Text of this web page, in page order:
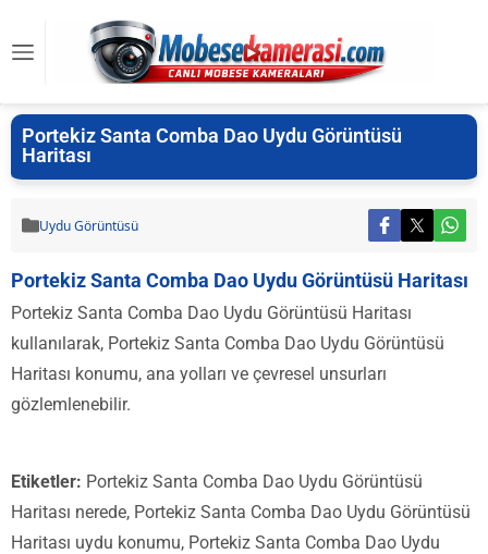
Portekiz Santa Comba Dao Uydu Görüntüsü
Haritası
Uydu Görüntüsü
Portekiz Santa Comba Dao Uydu Görüntüsü Haritası
Portekiz Santa Comba Dao Uydu Görüntüsü Haritası
kullanılarak, Portekiz Santa Comba Dao Uydu Görüntüsü
Haritası konumu, ana yolları ve çevresel unsurları
gözlemlenebilir.
Etiketler: Portekiz Santa Comba Dao Uydu Görüntüsü
Haritası nerede, Portekiz Santa Comba Dao Uydu Görüntüsü
Haritası uydu konumu, Portekiz Santa Comba Dao Uydu